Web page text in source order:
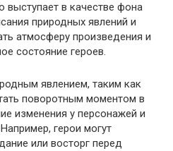
выступает в качестве фона
природных явлений и
атмосферу произведения и
состояние героев.
явлением, таким как
поворотным моментом в
изменения у персонажей и
герои могут
или восторг перед